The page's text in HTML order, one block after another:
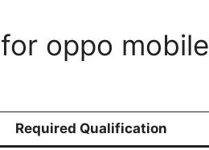
for oppo mobile
Required Qualification